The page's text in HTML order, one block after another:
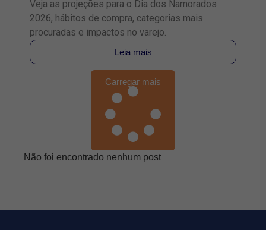
Veja as projeções para o Dia dos Namorados
2026, hábitos de compra, categorias mais
procuradas e impactos no varejo.
Leia mais
Carregar mais
Não foi encontrado nenhum post